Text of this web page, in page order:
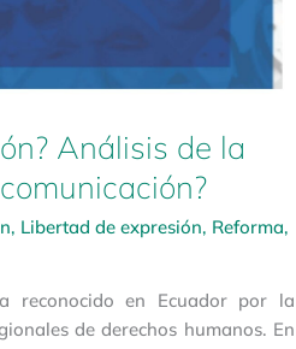
Análisis de la
, Libertad de expresión, Reforma,
reconocido en Ecuador por la
de derechos humanos. En